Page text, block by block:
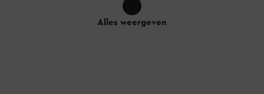
Alles weergeven